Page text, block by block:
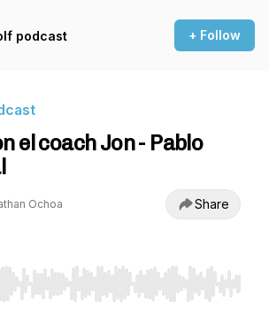
podcast + Follow
el coach Jon - Pablo
Ochoa Share
Left/Right to seek, Home/End to jump to